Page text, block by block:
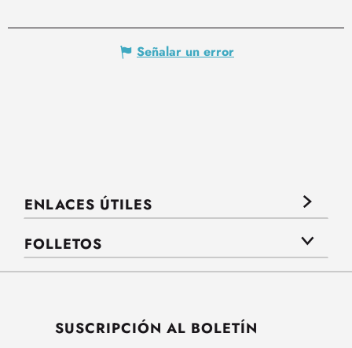
Señalar un error
ENLACES ÚTILES
FOLLETOS
SUSCRIPCIÓN AL BOLETÍN